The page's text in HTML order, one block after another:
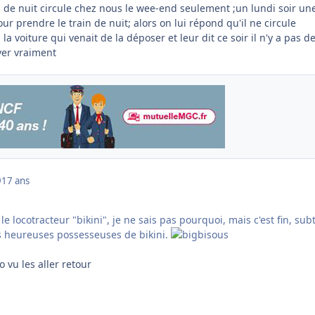
nuit circule chez nous le wee-end seulement ;un lundi soir
prendre le train de nuit; alors on lui répond qu'il ne circule
la voiture qui venait de la déposer et leur dit ce soir il n'y a pas de
vraiment
17 ans
locotracteur "bikini", je ne sais pas pourquoi, mais c'est fin,
possesseuses de bikini.
vu les aller retour